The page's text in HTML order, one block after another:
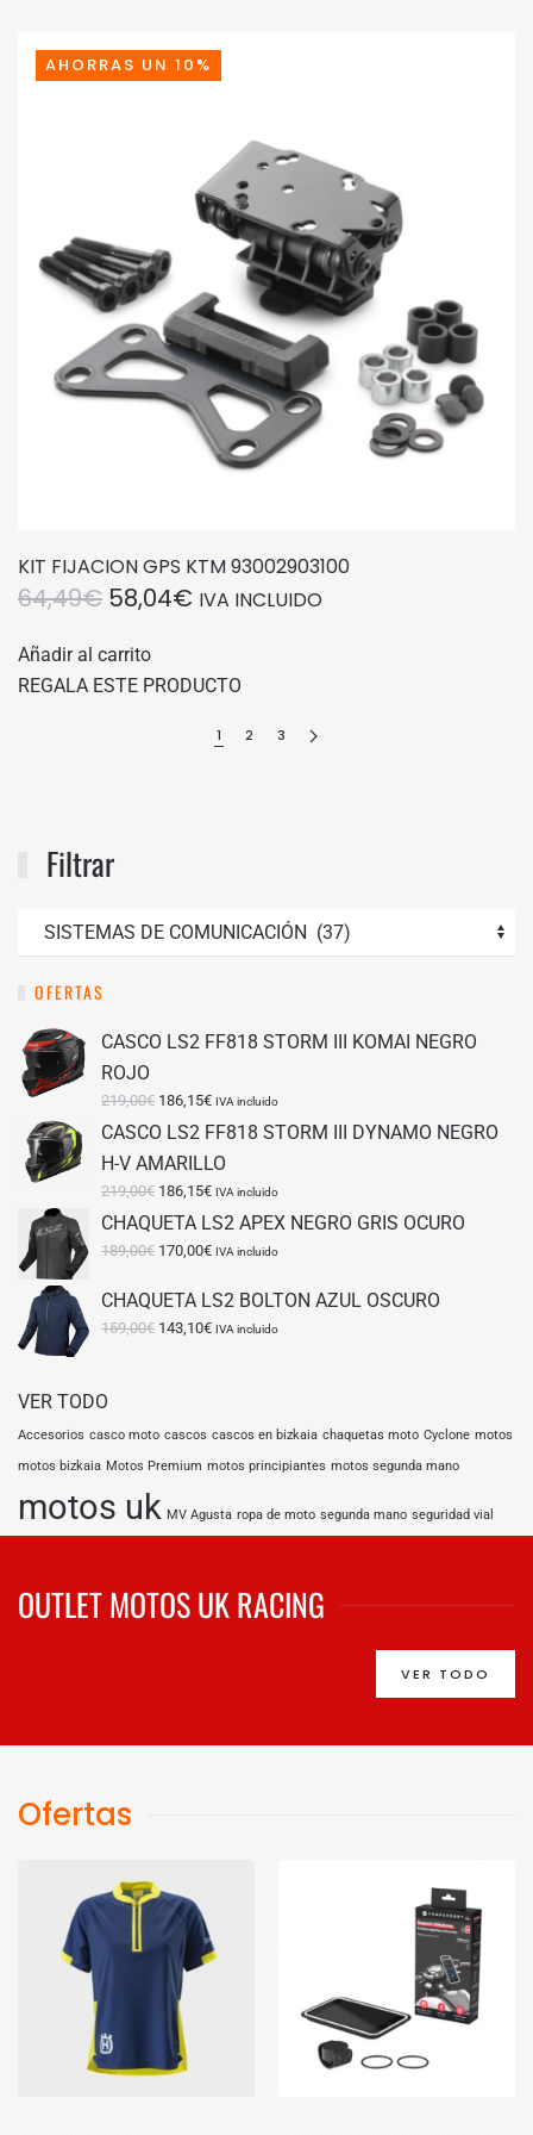
69,99€.66,49€.
AHORRAS UN 10%
KIT FIJACION GPS KTM 93002903100
64,49€ EL
ORIGINAL
58,04€EL
58,04€.
IVA INCLUIDO
Añadir al carrito
REGALA ESTE PRODUCTO
1 2 3
Filtrar
OFERTAS
CASCO LS2 FF818 STORM III KOMAI NEGRO
ROJO
219,00€ El
precio
original
era:
219,00€.
186,15€El
precio
actual
es:
186,15€.
IVA incluido
CASCO LS2 FF818 STORM III DYNAMO NEGRO
H-V AMARILLO
219,00€ El
precio
original
era:
186,15€El
precio
actual
es:
IVA incluido
CHAQUETA LS2 APEX NEGRO GRIS OCURO
189,00€ El
original
189,00€.
170,00€El
actual
IVA incluido
CHAQUETA LS2 BOLTON AZUL OSCURO
159,00€ El
143,10€ElIVA incluido
VER TODO
Accesorios casco moto cascos cascos en bizkaia chaquetas moto Cyclone motos
motos bizkaia Motos Premium motos principiantes motos segunda mano
motos uk MV Agusta ropa de moto segunda mano seguridad vial
OUTLET MOTOS UK RACING
VER TODO
Ofertas